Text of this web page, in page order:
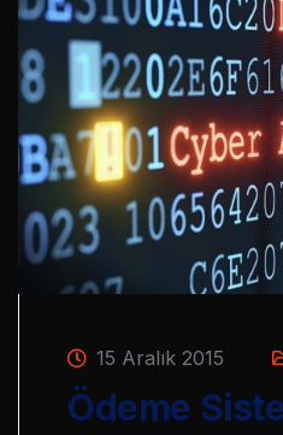
15 Aralık 2015
Ödeme